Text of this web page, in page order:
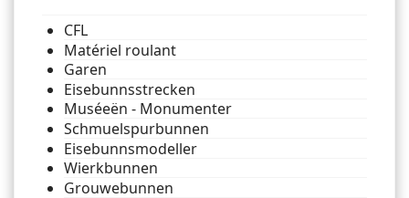
CFL
Matériel roulant
Garen
Eisebunnsstrecken
Muséeën - Monumenter
Schmuelspurbunnen
Eisebunnsmodeller
Wierkbunnen
Grouwebunnen